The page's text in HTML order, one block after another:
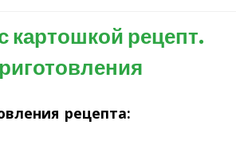
картошкой рецепт.
рецепта: